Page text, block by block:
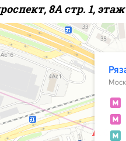
8А стр. 1, этаж